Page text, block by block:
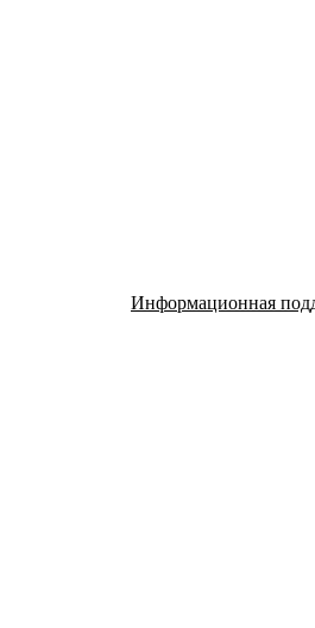
Информационная